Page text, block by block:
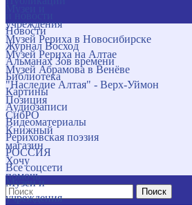
учреждения
Музей Рериха в Новосибирске
Музей Рериха на Алтае
Музей Абрамова в Венёве
"Наследие Алтая" - Верх-Уймон
Позиция
СибРО
Книжный
магазин
Хочу
помочь
Поиск
Новости
Журнал Восход
Альманах Зов времени
Библиотека
Картины
Аудиозаписи
Видеоматериалы
Рериховская поэзия
РОССИЯ
Все соцсети
Музеи и
учреждения